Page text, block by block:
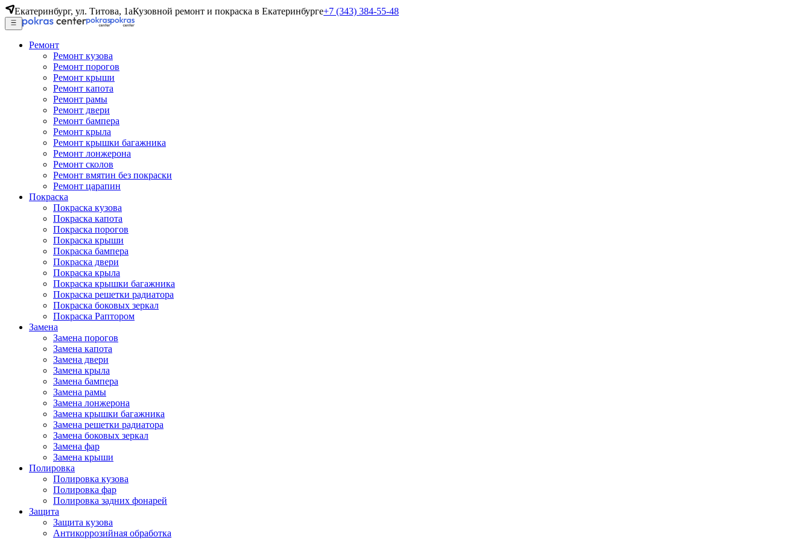
Екатеринбург, ул. Титова, 1аКузовной ремонт и покраска в Екатеринбурге+7 (343) 384-55-48
Ремонт
Ремонт кузова
Ремонт порогов
Ремонт крыши
Ремонт капота
Ремонт рамы
Ремонт двери
Ремонт бампера
Ремонт крыла
Ремонт крышки багажника
Ремонт лонжерона
Ремонт сколов
Ремонт вмятин без покраски
Ремонт царапин
Покраска
Покраска кузова
Покраска капота
Покраска порогов
Покраска крыши
Покраска бампера
Покраска двери
Покраска крыла
Покраска крышки багажника
Покраска решетки радиатора
Покраска боковых зеркал
Покраска Раптором
Замена
Замена порогов
Замена капота
Замена двери
Замена крыла
Замена бампера
Замена рамы
Замена лонжерона
Замена крышки багажника
Замена решетки радиатора
Замена боковых зеркал
Замена фар
Замена крыши
Полировка
Полировка кузова
Полировка фар
Полировка задних фонарей
Защита
Защита кузова
Антикоррозийная обработка